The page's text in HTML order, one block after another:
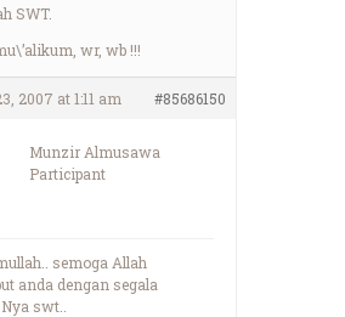
SWT.
wr, wb !!!
2007 at 1:11 am #85686150
Munzir Almusawa
Participant
semoga Allah
anda dengan segala
swt..